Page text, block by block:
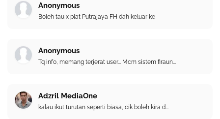
Anonymous
Boleh tau x plat Putrajaya FH dah keluar ke
Anonymous
Tq info, memang terjerat user... Mcm sistem firaun...
Adzril MediaOne
kalau ikut turutan seperti biasa, cik boleh kira d...